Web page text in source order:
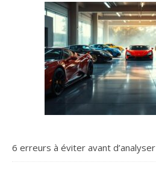
6 erreurs à éviter avant